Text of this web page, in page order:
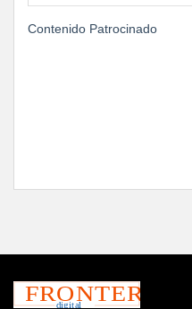
Contenido Patrocinado